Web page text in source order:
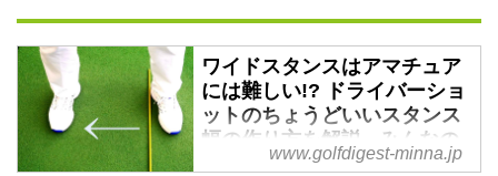
ワイドスタンスはアマチュア
には難しい!? ドライバーショ
ットのちょうどいいスタンス
幅の作り方を解説 - みんなの
ゴルフダイジェスト
www.golfdigest-minna.jp